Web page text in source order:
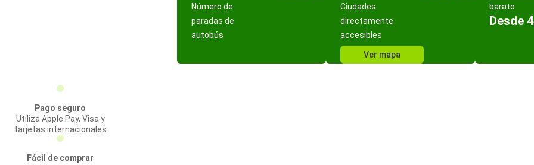
Número de
paradas de
autobús
Ciudades
directamente
accesibles
Ver mapa
barato
Desde
Pago seguro
Utiliza Apple Pay, Visa y
tarjetas internacionales
Fácil de comprar